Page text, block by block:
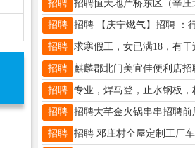
招聘
招聘
招聘
招聘
招聘
招聘
招聘